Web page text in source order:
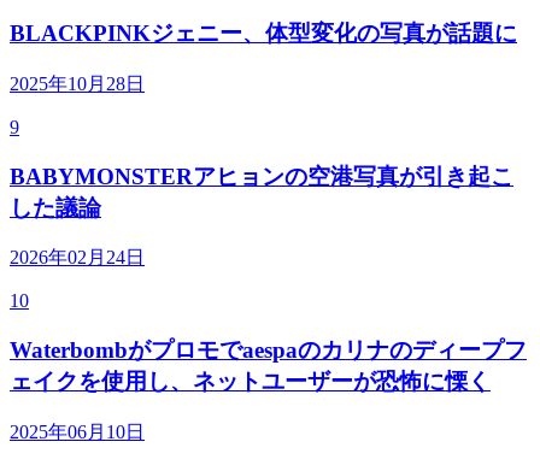
BLACKPINKジェニー、体型変化の写真が話題に
2025年10月28日
9
BABYMONSTERアヒョンの空港写真が引き起こ
した議論
2026年02月24日
10
Waterbombがプロモでaespaのカリナのディープフ
ェイクを使用し、ネットユーザーが恐怖に慄く
2025年06月10日